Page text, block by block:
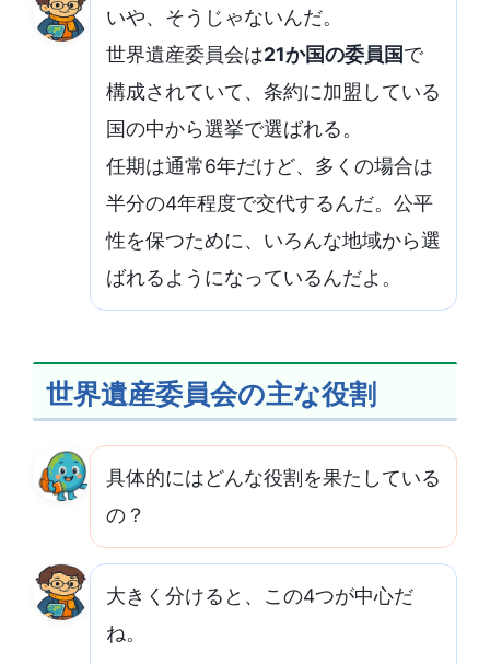
いや、そうじゃないんだ。
世界遺産委員会は21か国の委員国で
構成されていて、条約に加盟している
国の中から選挙で選ばれる。
任期は通常6年だけど、多くの場合は
半分の4年程度で交代するんだ。公平
性を保つために、いろんな地域から選
ばれるようになっているんだよ。
世界遺産委員会の主な役割
具体的にはどんな役割を果たしている
の？
大きく分けると、この4つが中心だ
ね。